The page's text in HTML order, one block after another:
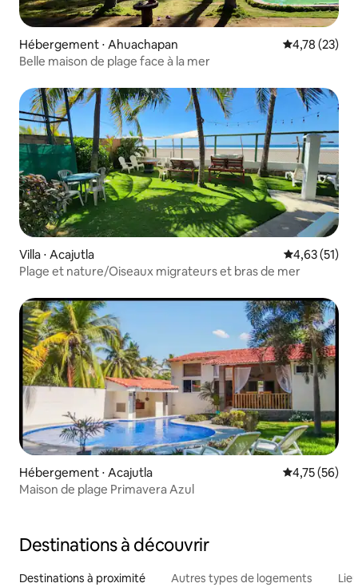
Hébergement ⋅ Ahuachapan Évaluation
4,78 (23)
Belle maison de plage face à la mer
Villa ⋅ Acajutla Évaluation
4,63 (51)
Plage et nature/Oiseaux migrateurs et bras de mer
Hébergement ⋅ Acajutla Évaluation
4,75 (56)
Maison de plage Primavera Azul
Destinations à découvrir
Destinations à proximité Autres types de logements